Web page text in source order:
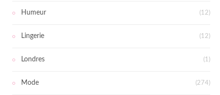
Humeur (12)
Lingerie (12)
Londres (1)
Mode (274)